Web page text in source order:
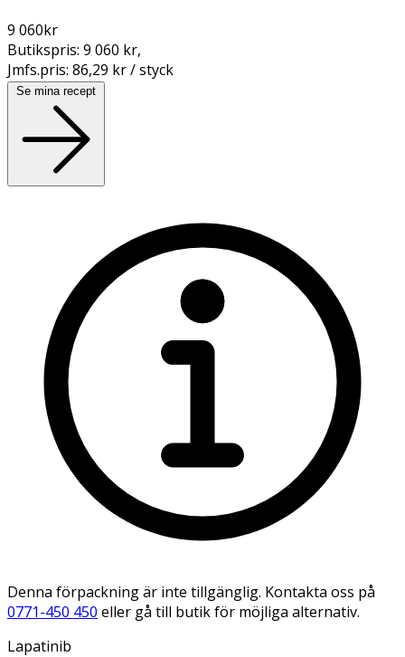
9 060kr
Butikspris: 9 060 kr,
Jmfs.pris: 86,29 kr / styck
Se mina recept
Denna förpackning är inte tillgänglig. Kontakta oss på
0771-450 450 eller gå till butik för möjliga alternativ.
Lapatinib